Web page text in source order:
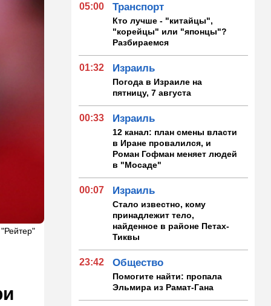
05:00 Транспорт
Кто лучше - "китайцы",
"корейцы" или "японцы"?
Разбираемся
01:32 Израиль
Погода в Израиле на
пятницу, 7 августа
00:33 Израиль
12 канал: план смены власти
в Иране провалился, и
Роман Гофман меняет людей
в "Мосаде"
00:07 Израиль
Стало известно, кому
принадлежит тело,
найденное в районе Петах-
Тиквы
23:42 Общество
Помогите найти: пропала
Эльмира из Рамат-Гана